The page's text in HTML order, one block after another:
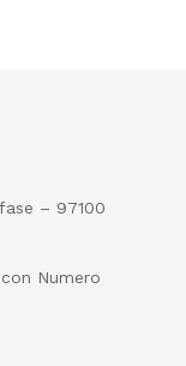
– 97100
Numero